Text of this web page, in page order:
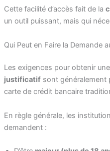
Cette facilité d’accès fait de la
un outil puissant, mais qui
Qui Peut en Faire la Demande
Les exigences pour obtenir une
justificatifsont généralement
carte de crédit bancaire
En règle générale, les
demandent :